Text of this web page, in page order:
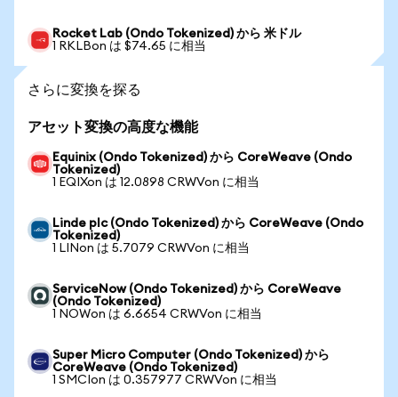
Rocket Lab (Ondo Tokenized) から 米ドル
1 RKLBon は $74.65 に相当
さらに変換を探る
アセット変換の高度な機能
Equinix (Ondo Tokenized) から CoreWeave (Ondo
Tokenized)
1 EQIXon は 12.0898 CRWVon に相当
Linde plc (Ondo Tokenized) から CoreWeave (Ondo
Tokenized)
1 LINon は 5.7079 CRWVon に相当
ServiceNow (Ondo Tokenized) から CoreWeave
(Ondo Tokenized)
1 NOWon は 6.6654 CRWVon に相当
Super Micro Computer (Ondo Tokenized) から
CoreWeave (Ondo Tokenized)
1 SMCIon は 0.357977 CRWVon に相当